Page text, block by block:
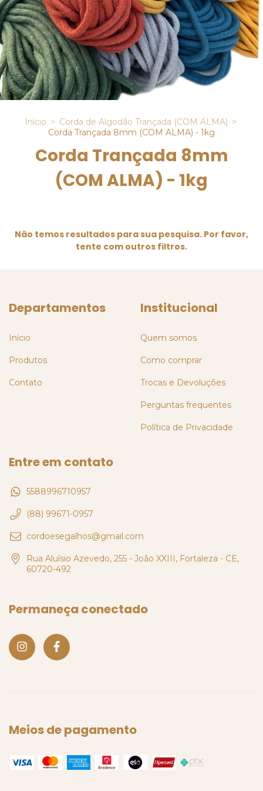
Início > Corda de Algodão Trançada (COM ALMA) >
Corda Trançada 8mm (COM ALMA) - 1kg
Corda Trançada 8mm
(COM ALMA) - 1kg
Não temos resultados para sua pesquisa. Por favor,
tente com outros filtros.
Departamentos
Início
Produtos
Contato
Institucional
Quem somos
Como comprar
Trocas e Devoluções
Perguntas frequentes
Política de Privacidade
Entre em contato
5588996710957
(88) 99671-0957
cordoesegalhos@gmail.com
Rua Aluísio Azevedo, 255 - João XXIII, Fortaleza - CE,
60720-492
Permaneça conectado
Meios de pagamento